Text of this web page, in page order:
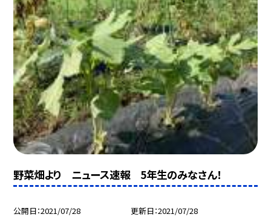
野菜畑より ニュース速報 5年生のみなさん！
公開日 2021/07/28 更新日 2021/07/28